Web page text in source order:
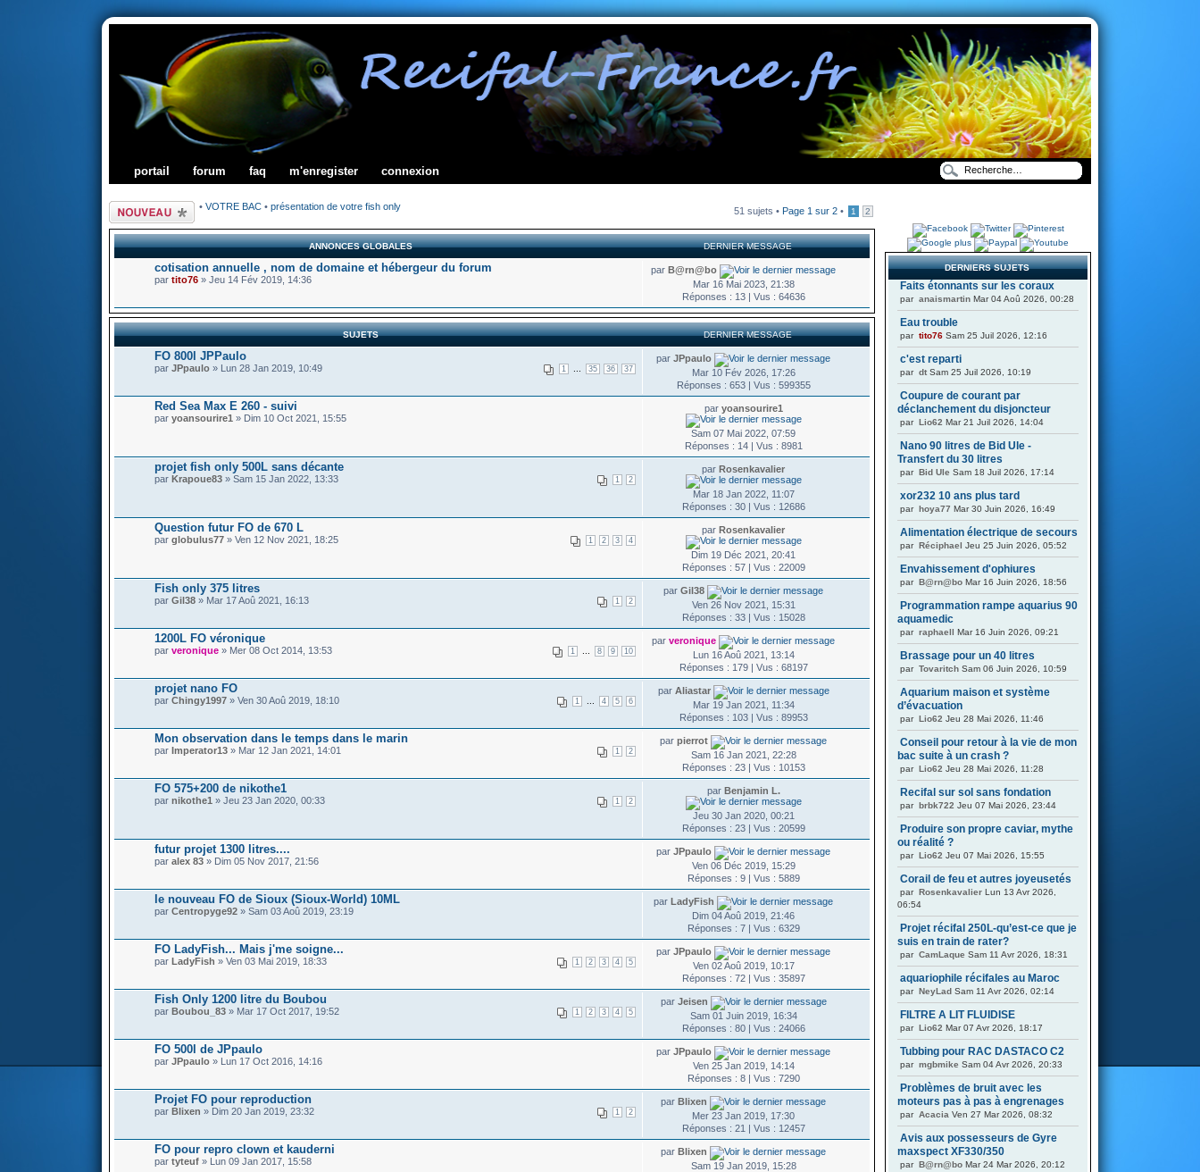
portail forum faq m'enregister connexion
Écrire un nouveau
sujet
• VOTRE BAC • présentation de votre fish only 51 sujets • Page 1 sur 2 • 1 2
ANNONCES GLOBALES DERNIER MESSAGE
cotisation annuelle , nom de domaine et hébergeur du forum
par tito76 » Jeu 14 Fév 2019, 14:36
parB@rn@bo
Mar 16 Mai 2023, 21:38
Réponses : 13 | Vus : 64636
SUJETS DERNIER MESSAGE
FO 800l JPPaulo
1 35 36 37
par JPpaulo » Lun 28 Jan 2019, 10:49
parJPpaulo
Mar 10 Fév 2026, 17:26
Réponses : 653 | Vus : 599355
Red Sea Max E 260 - suivi
par yoansourire1 » Dim 10 Oct 2021, 15:55
par yoansourire1
Sam 07 Mai 2022, 07:59
Réponses : 14 | Vus : 8981
projet fish only 500L sans décante
1 2
par Krapoue83 » Sam 15 Jan 2022, 13:33
parRosenkavalier
Mar 18 Jan 2022, 11:07
Réponses : 30 | Vus : 12686
Question futur FO de 670 L
1 2 3 4
par globulus77 » Ven 12 Nov 2021, 18:25
parRosenkavalier
Dim 19 Déc 2021, 20:41
Réponses : 57 | Vus : 22009
Fish only 375 litres
1 2
par Gil38 » Mar 17 Aoû 2021, 16:13
parGil38
Ven 26 Nov 2021, 15:31
Réponses : 33 | Vus : 15028
1200L FO véronique
1 8 9 10
par veronique » Mer 08 Oct 2014, 13:53
parveronique
Lun 16 Aoû 2021, 13:14
Réponses : 179 | Vus : 68197
projet nano FO
1 4 5 6
par Chingy1997 » Ven 30 Aoû 2019, 18:10
par Aliastar
Mar 19 Jan 2021, 11:34
Réponses : 103 | Vus : 89953
Mon observation dans le temps dans le marin
1 2
par Imperator13 » Mar 12 Jan 2021, 14:01
parpierrot
Sam 16 Jan 2021, 22:28
Réponses : 23 | Vus : 10153
FO 575+200 de nikothe1
1 2
par nikothe1 » Jeu 23 Jan 2020, 00:33
par Benjamin L.
Jeu 30 Jan 2020, 00:21
Réponses : 23 | Vus : 20599
futur projet 1300 litres....
par alex 83 » Dim 05 Nov 2017, 21:56
parJPpaulo
Ven 06 Déc 2019, 15:29
Réponses : 9 | Vus : 5889
le nouveau FO de Sioux (Sioux-World) 10ML
par Centropyge92 » Sam 03 Aoû 2019, 23:19
parLadyFish
Dim 04 Aoû 2019, 21:46
Réponses : 7 | Vus : 6329
FO LadyFish... Mais j'me soigne...
1 2 3 4 5
par LadyFish » Ven 03 Mai 2019, 18:33
parJPpaulo
Ven 02 Aoû 2019, 10:17
Réponses : 72 | Vus : 35897
Fish Only 1200 litre du Boubou
1 2 3 4 5
par Boubou_83 » Mar 17 Oct 2017, 19:52
par Jeisen
Sam 01 Juin 2019, 16:34
Réponses : 80 | Vus : 24066
FO 500l de JPpaulo
par JPpaulo » Lun 17 Oct 2016, 14:16
parJPpaulo
Ven 25 Jan 2019, 14:14
Réponses : 8 | Vus : 7290
Projet FO pour reproduction
1 2
par Blixen » Dim 20 Jan 2019, 23:32
parBlixen
Mer 23 Jan 2019, 17:30
Réponses : 21 | Vus : 12457
FO pour repro clown et kauderni
par tyteuf » Lun 09 Jan 2017, 15:58
parBlixen
Sam 19 Jan 2019, 15:28
DERNIERS SUJETS
Faits étonnants sur les coraux
par anaismartin Mar 04 Aoû 2026, 00:28
Eau trouble
par tito76 Sam 25 Juil 2026, 12:16
c'est reparti
par dt Sam 25 Juil 2026, 10:19
Coupure de courant par
déclanchement du disjoncteur
par Lio62 Mar 21 Juil 2026, 14:04
Nano 90 litres de Bid Ule -
Transfert du 30 litres
par Bid Ule Sam 18 Juil 2026, 17:14
xor232 10 ans plus tard
par hoya77 Mar 30 Juin 2026, 16:49
Alimentation électrique de secours
par Réciphael Jeu 25 Juin 2026, 05:52
Envahissement d'ophiures
par B@rn@bo Mar 16 Juin 2026, 18:56
Programmation rampe aquarius 90
aquamedic
par raphaell Mar 16 Juin 2026, 09:21
Brassage pour un 40 litres
par Tovaritch Sam 06 Juin 2026, 10:59
Aquarium maison et système
d’évacuation
par Lio62 Jeu 28 Mai 2026, 11:46
Conseil pour retour à la vie de mon
bac suite à un crash ?
par Lio62 Jeu 28 Mai 2026, 11:28
Recifal sur sol sans fondation
par brbk722 Jeu 07 Mai 2026, 23:44
Produire son propre caviar, mythe
ou réalité ?
par Lio62 Jeu 07 Mai 2026, 15:55
Corail de feu et autres joyeusetés
par Rosenkavalier Lun 13 Avr 2026,
06:54
Projet récifal 250L-qu’est-ce que je
suis en train de rater?
par CamLaque Sam 11 Avr 2026, 18:31
aquariophile récifales au Maroc
par NeyLad Sam 11 Avr 2026, 02:14
FILTRE A LIT FLUIDISE
par Lio62 Mar 07 Avr 2026, 18:17
Tubbing pour RAC DASTACO C2
par mgbmike Sam 04 Avr 2026, 20:33
Problèmes de bruit avec les
moteurs pas à pas à engrenages
par Acacia Ven 27 Mar 2026, 08:32
Avis aux possesseurs de Gyre
maxspect XF330/350
par B@rn@bo Mar 24 Mar 2026, 20:12